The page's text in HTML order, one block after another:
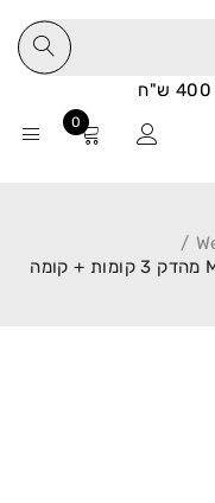
0
/
MAK 2.5 מהדק 3 קומות + קומה